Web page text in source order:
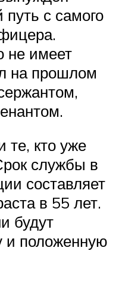
с самого
не имеет
на прошлом
те, кто уже
службы в
составляет
в 55 лет.
будут
и положенную